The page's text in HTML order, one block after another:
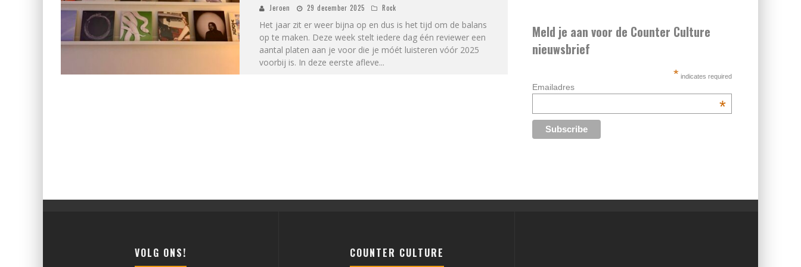
Jeroen 29 december 2025 Rock
Het jaar zit er weer bijna op en dus is het tijd om de balans
op te maken. Deze week stelt iedere dag één reviewer een
aantal platen aan je voor die je móét luisteren vóór 2025
voorbij is. In deze eerste afleve...
Meld je aan voor de Counter Culture
nieuwsbrief
* indicates required
Emailadres
*
VOLG ONS! COUNTER CULTURE